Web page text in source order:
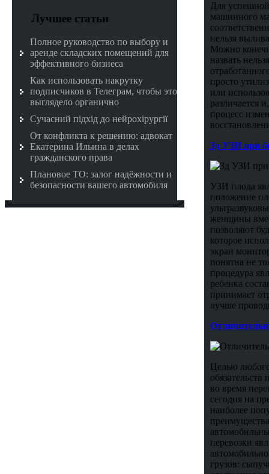
Лучшее статьи
Полное руководство по выбору и
аренде складских помещений для
эффективного бизнеса
Как использовать накрутку
подписчиков в Телеграм, чтобы это
выглядело органично
Сучасний підхід до нейрохірургії
От конфликта к решению: адвокат
Екатерина Ильина в делах
гражданского права
Плановое ТО: залог надёжности и
безопасности вашего автомобиля
Для
машинного
нельзя
Можно
назвать
просто
или
различается
процесс
3д УЗИ при
УЗИ плода
положение
женщины
позволяют
которое
экран
понятна не
процедура
ребенка
принимает
лучше
Целью
во время
сегодня на
наиболее
перевозки
грузов: